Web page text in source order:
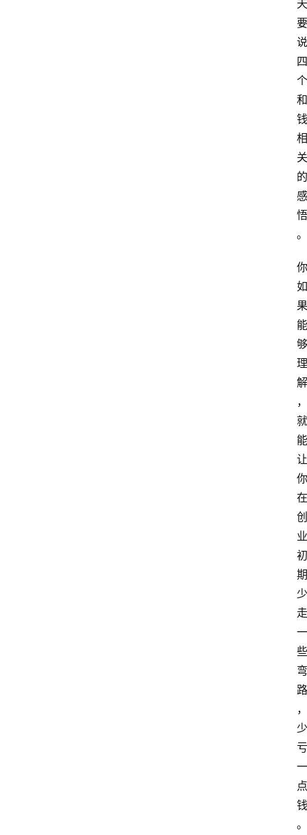
天
要
说
四
个
和
钱
相
关
的
感
悟
。
你
如
果
能
够
理
解
，
就
能
让
你
在
创
业
初
期
少
走
一
些
弯
路
，
少
亏
一
点
钱
。